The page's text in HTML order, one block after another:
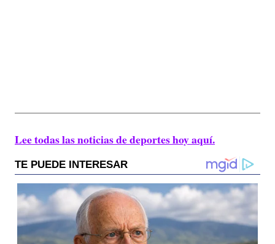
Lee todas las noticias de deportes hoy aquí.